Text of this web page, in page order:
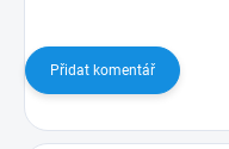
Přidat komentář